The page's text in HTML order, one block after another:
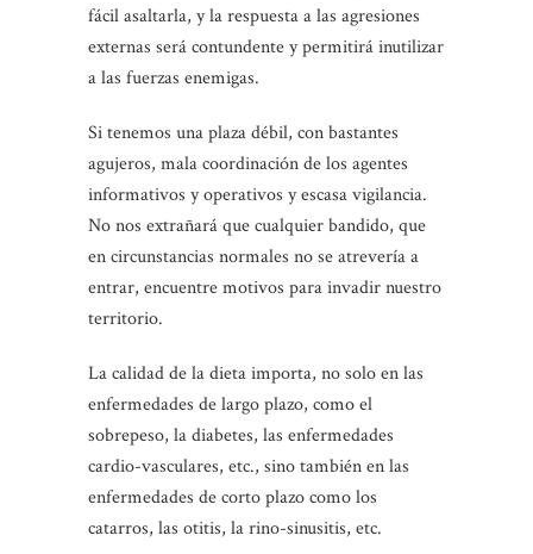
fácil asaltarla, y la respuesta a las agresiones
externas será contundente y permitirá inutilizar
a las fuerzas enemigas.
Si tenemos una plaza débil, con bastantes
agujeros, mala coordinación de los agentes
informativos y operativos y escasa vigilancia.
No nos extrañará que cualquier bandido, que
en circunstancias normales no se atrevería a
entrar, encuentre motivos para invadir nuestro
territorio.
La calidad de la dieta importa, no solo en las
enfermedades de largo plazo, como el
sobrepeso, la diabetes, las enfermedades
cardio-vasculares, etc., sino también en las
enfermedades de corto plazo como los
catarros, las otitis, la rino-sinusitis, etc.